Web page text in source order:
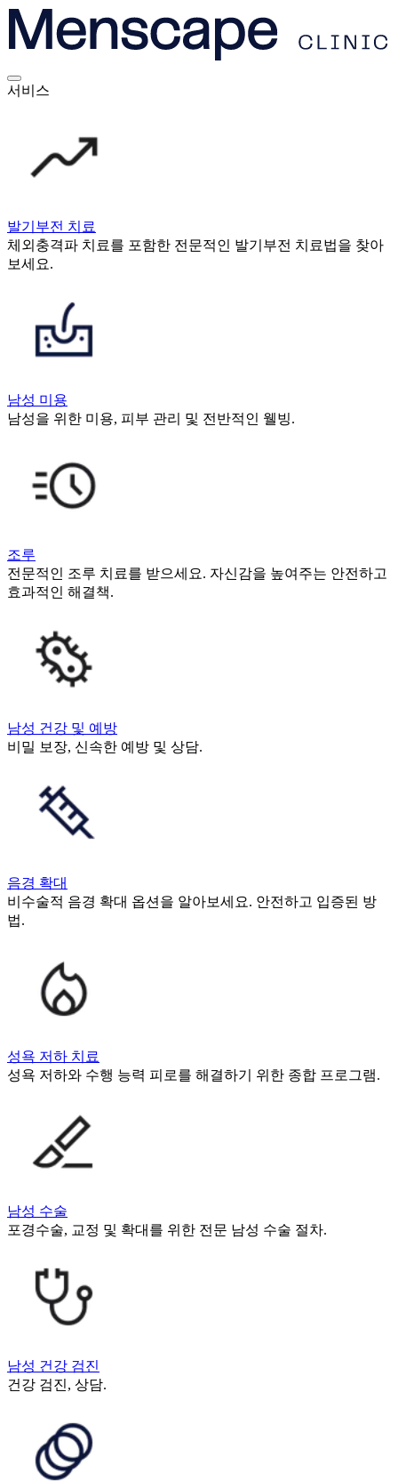
서비스
발기부전 치료
체외충격파 치료를 포함한 전문적인 발기부전 치료법을 찾아
보세요.
남성 미용
남성을 위한 미용, 피부 관리 및 전반적인 웰빙.
조루
전문적인 조루 치료를 받으세요. 자신감을 높여주는 안전하고
효과적인 해결책.
남성 건강 및 예방
비밀 보장, 신속한 예방 및 상담.
음경 확대
비수술적 음경 확대 옵션을 알아보세요. 안전하고 입증된 방
법.
성욕 저하 치료
성욕 저하와 수행 능력 피로를 해결하기 위한 종합 프로그램.
남성 수술
포경수술, 교정 및 확대를 위한 전문 남성 수술 절차.
남성 건강 검진
건강 검진, 상담.